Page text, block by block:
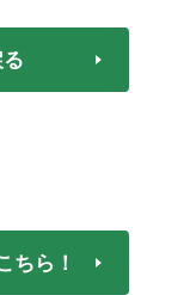
ちら！